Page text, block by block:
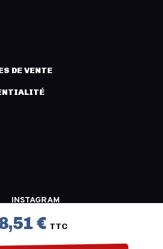
€ TTC
DE VENTE
INSTAGRAM
DISTRIBUTION -